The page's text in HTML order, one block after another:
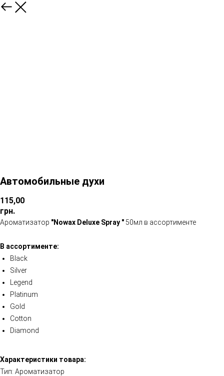
Автомобильные духи
115,00
грн.
Ароматизатор "Nowax Deluxe Spray " 50мл в ассортименте
В ассортименте:
Black
Silver
Legend
Platinum
Gold
Cotton
Diamond
Характеристики товара:
Тип: Ароматизатор